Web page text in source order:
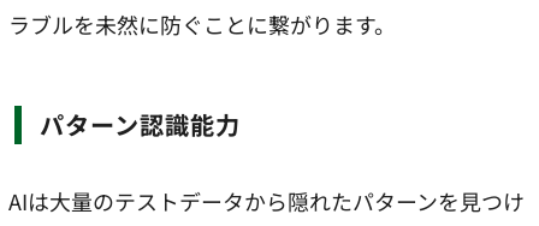
ラブルを未然に防ぐことに繋がります。
パターン認識能力
AIは大量のテストデータから隠れたパターンを見つけ